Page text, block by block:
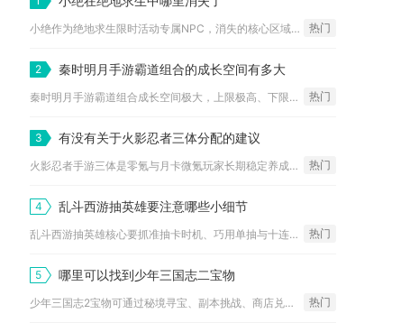
小绝作为绝地求生限时活动专属NPC，消失的核心区域集中在荣都... 热门
2 秦时明月手游霸道组合的成长空间有多大
秦时明月手游霸道组合成长空间极大，上限极高、下限稳定，是兼具... 热门
3 有没有关于火影忍者三体分配的建议
火影忍者手游三体是零氪与月卡微氪玩家长期稳定养成的最优体力购... 热门
4 乱斗西游抽英雄要注意哪些小细节
乱斗西游抽英雄核心要抓准抽卡时机、巧用单抽与十连节奏、吃透保... 热门
5 哪里可以找到少年三国志二宝物
少年三国志2宝物可通过秘境寻宝、副本挑战、商店兑换、限时活动... 热门